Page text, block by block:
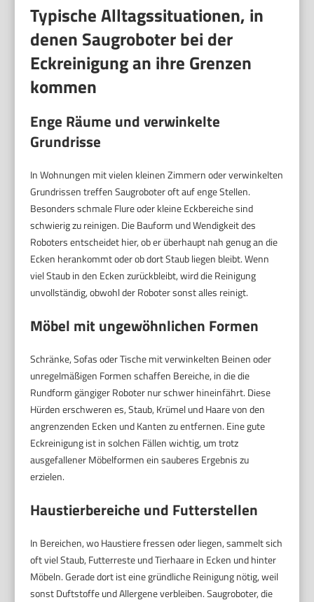
Typische Alltagssituationen, in
denen Saugroboter bei der
Eckreinigung an ihre Grenzen
kommen
Enge Räume und verwinkelte
Grundrisse
In Wohnungen mit vielen kleinen Zimmern oder verwinkelten
Grundrissen treffen Saugroboter oft auf enge Stellen.
Besonders schmale Flure oder kleine Eckbereiche sind
schwierig zu reinigen. Die Bauform und Wendigkeit des
Roboters entscheidet hier, ob er überhaupt nah genug an die
Ecken herankommt oder ob dort Staub liegen bleibt. Wenn
viel Staub in den Ecken zurückbleibt, wird die Reinigung
unvollständig, obwohl der Roboter sonst alles reinigt.
Möbel mit ungewöhnlichen Formen
Schränke, Sofas oder Tische mit verwinkelten Beinen oder
unregelmäßigen Formen schaffen Bereiche, in die die
Rundform gängiger Roboter nur schwer hineinfährt. Diese
Hürden erschweren es, Staub, Krümel und Haare von den
angrenzenden Ecken und Kanten zu entfernen. Eine gute
Eckreinigung ist in solchen Fällen wichtig, um trotz
ausgefallener Möbelformen ein sauberes Ergebnis zu
erzielen.
Haustierbereiche und Futterstellen
In Bereichen, wo Haustiere fressen oder liegen, sammelt sich
oft viel Staub, Futterreste und Tierhaare in Ecken und hinter
Möbeln. Gerade dort ist eine gründliche Reinigung nötig, weil
sonst Duftstoffe und Allergene verbleiben. Saugroboter, die